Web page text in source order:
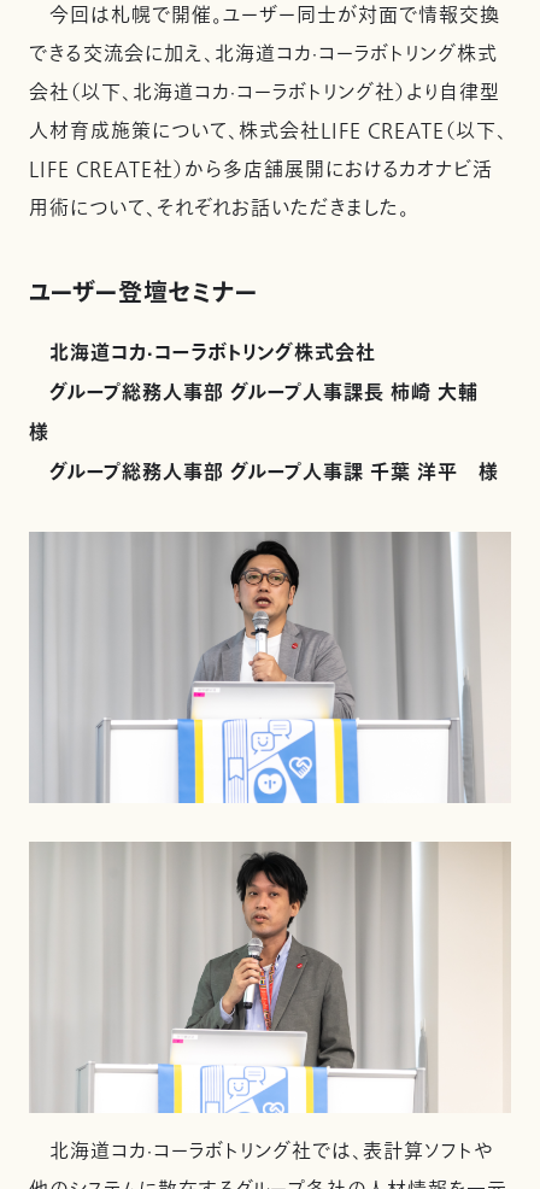
今回は札幌で開催。ユーザー同士が対面で情報交換
できる交流会に加え、北海道コカ·コーラボトリング株式
会社（以下、北海道コカ·コーラボトリング社）より自律型
人材育成施策について、株式会社LIFE CREATE（以下、
LIFE CREATE社）から多店舗展開におけるカオナビ活
用術について、それぞれお話いただきました。
ユーザー登壇セミナー
北海道コカ·コーラボトリング株式会社
グループ総務人事部 グループ人事課長 柿崎 大輔
様
グループ総務人事部 グループ人事課 千葉 洋平 様
北海道コカ·コーラボトリング社では、表計算ソフトや